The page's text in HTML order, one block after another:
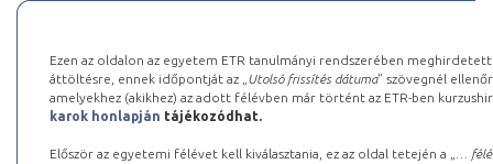
Ezen az oldalon az egyetem ETR tanulmányi rendszerében
áttöltésre, ennek időpontját az „ Utolsó frissítés dátuma” szövegnél
amelyekhez (akikhez) az adott félévben már történt az ETR-ben
karok honlapján tájékozódhat.
Először az egyetemi félévet kell kiválasztania, ez az oldal tetején a „
…